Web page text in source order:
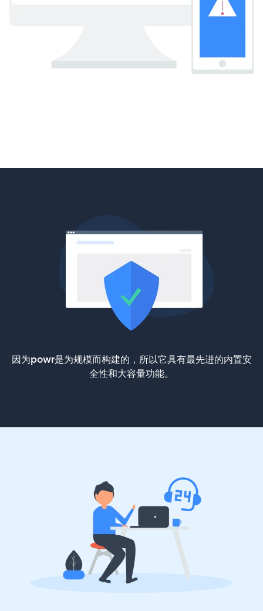
因为powr是为规模而构建的，所以它具有最先进的内置安
全性和大容量功能。